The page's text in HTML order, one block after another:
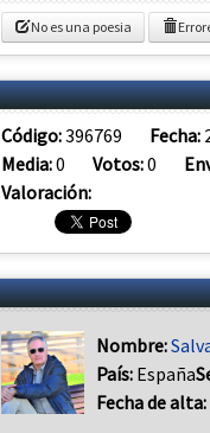
No es una poesia
Código:396769 Fecha:
Media:0 Votos:0
Valoración:
Nombre:
País: España
Fecha de alta: